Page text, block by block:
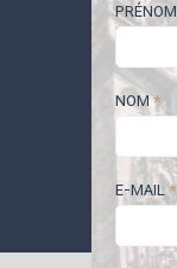
PRÉNOM
NOM*
E-MAIL*